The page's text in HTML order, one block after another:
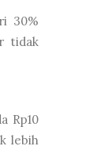
30%
tidak
Rp10
lebih